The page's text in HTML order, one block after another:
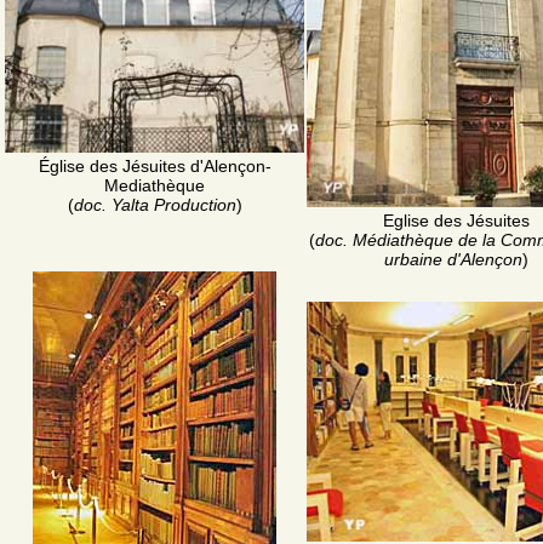
Église des Jésuites d'Alençon-
Mediathèque
(doc. Yalta Production)
Eglise des Jésuites
(doc. Médiathèque de la
urbaine d'Alençon)